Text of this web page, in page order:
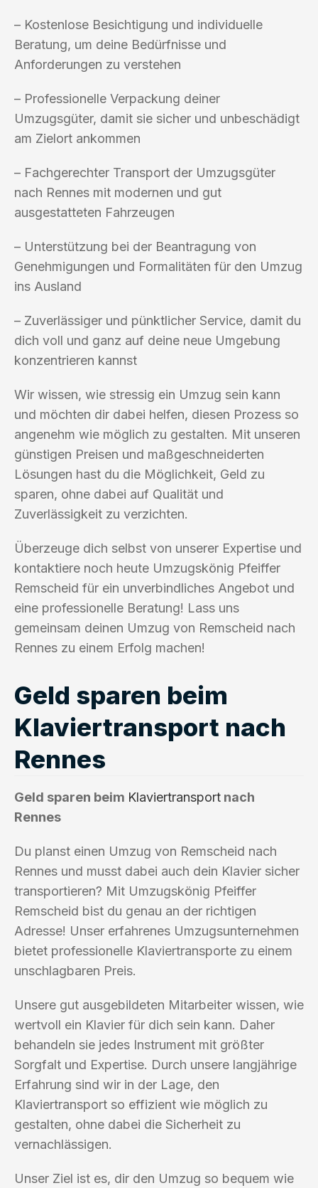
– Kostenlose Besichtigung und individuelle
Beratung, um deine Bedürfnisse und
Anforderungen zu verstehen
– Professionelle Verpackung deiner
Umzugsgüter, damit sie sicher und unbeschädigt
am Zielort ankommen
– Fachgerechter Transport der Umzugsgüter
nach Rennes mit modernen und gut
ausgestatteten Fahrzeugen
– Unterstützung bei der Beantragung von
Genehmigungen und Formalitäten für den Umzug
ins Ausland
– Zuverlässiger und pünktlicher Service, damit du
dich voll und ganz auf deine neue Umgebung
konzentrieren kannst
Wir wissen, wie stressig ein Umzug sein kann
und möchten dir dabei helfen, diesen Prozess so
angenehm wie möglich zu gestalten. Mit unseren
günstigen Preisen und maßgeschneiderten
Lösungen hast du die Möglichkeit, Geld zu
sparen, ohne dabei auf Qualität und
Zuverlässigkeit zu verzichten.
Überzeuge dich selbst von unserer Expertise und
kontaktiere noch heute Umzugskönig Pfeiffer
Remscheid für ein unverbindliches Angebot und
eine professionelle Beratung! Lass uns
gemeinsam deinen Umzug von Remscheid nach
Rennes zu einem Erfolg machen!
Geld sparen beim
Klaviertransport nach
Rennes
Geld sparen beim Klaviertransport nach
Rennes
Du planst einen Umzug von Remscheid nach
Rennes und musst dabei auch dein Klavier sicher
transportieren? Mit Umzugskönig Pfeiffer
Remscheid bist du genau an der richtigen
Adresse! Unser erfahrenes Umzugsunternehmen
bietet professionelle Klaviertransporte zu einem
unschlagbaren Preis.
Unsere gut ausgebildeten Mitarbeiter wissen, wie
wertvoll ein Klavier für dich sein kann. Daher
behandeln sie jedes Instrument mit größter
Sorgfalt und Expertise. Durch unsere langjährige
Erfahrung sind wir in der Lage, den
Klaviertransport so effizient wie möglich zu
gestalten, ohne dabei die Sicherheit zu
vernachlässigen.
Unser Ziel ist es, dir den Umzug so bequem wie